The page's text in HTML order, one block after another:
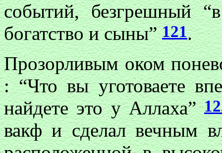
событий, безгрешный
богатство и сыны”121.
Прозорливым оком
: “Что вы уготоваете
найдете это у Аллаха”
вакф и сделал вечным